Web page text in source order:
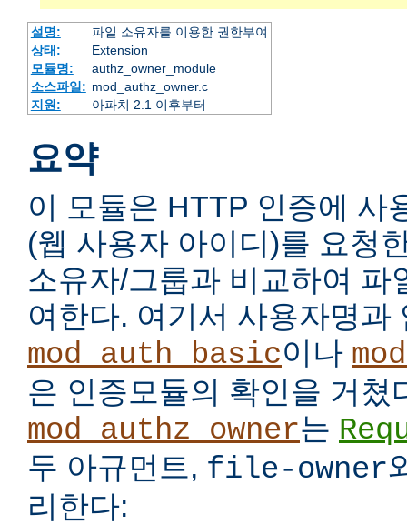
설명:
파일 소유자를 이용한 권한부여
상태:
Extension
모듈명:
authz_owner_module
소스파일: mod_authz_owner.c
지원:
아파치 2.1 이후부터
요약
이 모듈은 HTTP 인증에 사
(웹 사용자 아이디)를 요청
소유자/그룹과 비교하여 파
여한다. 여기서 사용자명과
mod_auth_basic이나
은 인증모듈의 확인을 거쳤
mod_authz_owner는
두 아규먼트, file-owner
리한다: